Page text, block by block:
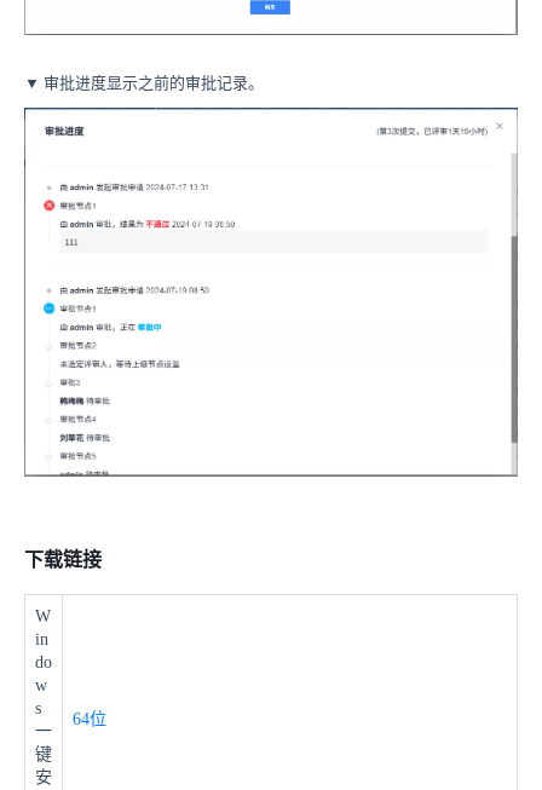
▼ 审批进度显示之前的审批记录。
下载链接
W
in
do
w
s
一
键
安
64位